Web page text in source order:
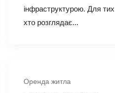
інфраструктурою. Для
хто розглядає...
Оренда житла